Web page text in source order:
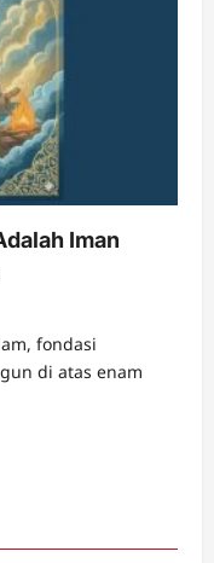
Iman
fondasi
di atas enam